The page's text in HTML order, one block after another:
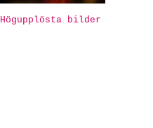
Högupplösta bilder